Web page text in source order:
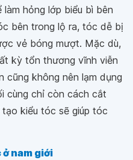
hỏng lớp biểu bì bên
bên trong lộ ra, tóc dễ bị
vẻ bóng mượt. Mặc dù,
kỳ tổn thương vĩnh viễn
cũng không nên lạm dụng
cùng chỉ còn cách cắt
kiểu tóc sẽ giúp tóc
nam giới